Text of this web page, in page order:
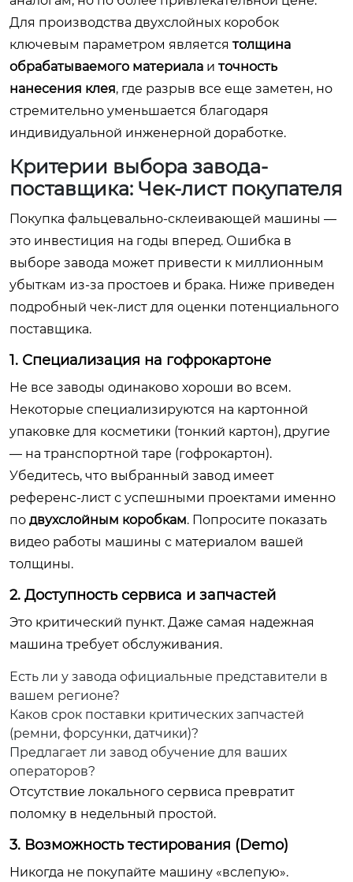
Для производства двухслойных коробок
ключевым параметром является толщина
обрабатываемого материала и точность
нанесения клея, где разрыв все еще заметен, но
стремительно уменьшается благодаря
индивидуальной инженерной доработке.
Критерии выбора завода-
поставщика: Чек-лист покупателя
Покупка фальцевально-склеивающей машины —
это инвестиция на годы вперед. Ошибка в
выборе завода может привести к миллионным
убыткам из-за простоев и брака. Ниже приведен
подробный чек-лист для оценки потенциального
поставщика.
1. Специализация на гофрокартоне
Не все заводы одинаково хороши во всем.
Некоторые специализируются на картонной
упаковке для косметики (тонкий картон), другие
— на транспортной таре (гофрокартон).
Убедитесь, что выбранный завод имеет
референс-лист с успешными проектами именно
по двухслойным коробкам. Попросите показать
видео работы машины с материалом вашей
толщины.
2. Доступность сервиса и запчастей
Это критический пункт. Даже самая надежная
машина требует обслуживания.
Есть ли у завода официальные представители в
вашем регионе?
Каков срок поставки критических запчастей
(ремни, форсунки, датчики)?
Предлагает ли завод обучение для ваших
операторов?
Отсутствие локального сервиса превратит
поломку в недельный простой.
3. Возможность тестирования (Demo)
Никогда не покупайте машину «вслепую».